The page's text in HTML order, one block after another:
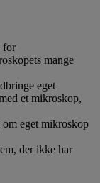
for
mange
eget
et mikroskop,
eget mikroskop
der ikke har